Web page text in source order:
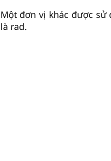
Một đơn vị khác được sử
là rad.